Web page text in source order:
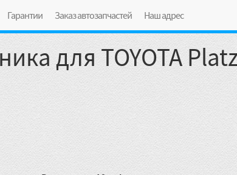
Гарантии Заказ автозапчастей Наш адрес
для TOYOTA